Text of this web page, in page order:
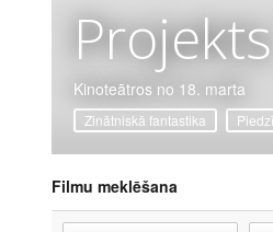
Kinoteātros no 18. marta
Zinātniskā fantastika
Filmu meklēšana